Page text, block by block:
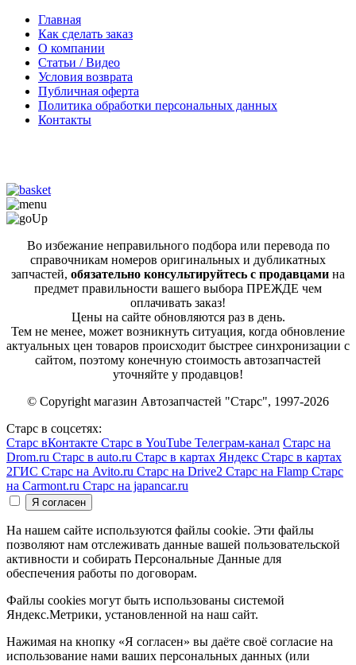
Главная
Как сделать заказ
О компании
Статьи / Видео
Условия возврата
Публичная оферта
Политика обработки персональных данных
Контакты
Во избежание неправильного подбора или перевода по
справочникам номеров оригинальных и дубликатных
запчастей, обязательно консультируйтесь с продавцами на
предмет правильности вашего выбора ПРЕЖДЕ чем
оплачивать заказ!
Цены на сайте обновляются раз в день.
Тем не менее, может возникнуть ситуация, когда обновление
актуальных цен товаров происходит быстрее синхронизации с
сайтом, поэтому конечную стоимость автозапчастей
уточняйте у продавцов!
© Copyright магазин Автозапчастей "Старс", 1997-2026
Старс в соцсетях:
Старс вКонтакте Старс в YouTube Телеграм-канал Старс на
Drom.ru Старс в auto.ru Старс в картах Яндекс Старс в картах
2ГИС Старс на Avito.ru Старс на Drive2 Старс на Flamp Старс
на Carmont.ru Старс на japancar.ru
На нашем сайте используются файлы cookie. Эти файлы
позволяют нам отслеживать данные вашей пользовательской
активности и собирать Персональные Данные для
обеспечения работы по договорам.
Файлы cookies могут быть использованы системой
Яндекс.Метрики, установленной на наш сайт.
Нажимая на кнопку «Я согласен» вы даёте своё согласие на
использование нами ваших персональных данных (или